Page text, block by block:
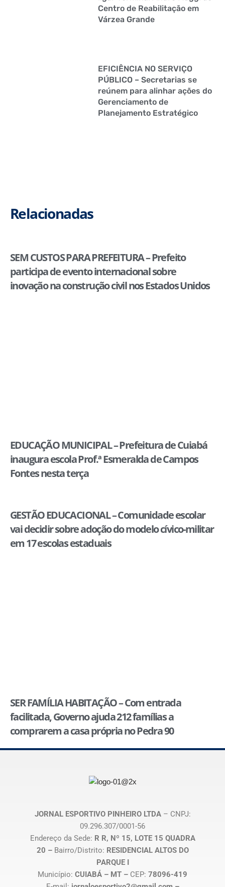
Centro de Reabilitação em
Várzea Grande
EFICIÊNCIA NO SERVIÇO
PÚBLICO – Secretarias se
reúnem para alinhar ações do
Gerenciamento de
Planejamento Estratégico
Relacionadas
SEM CUSTOS PARA PREFEITURA – Prefeito
participa de evento internacional sobre
inovação na construção civil nos Estados Unidos
EDUCAÇÃO MUNICIPAL – Prefeitura de Cuiabá
inaugura escola Prof.ª Esmeralda de Campos
Fontes nesta terça
GESTÃO EDUCACIONAL – Comunidade escolar
vai decidir sobre adoção do modelo cívico-militar
em 17 escolas estaduais
SER FAMÍLIA HABITAÇÃO – Com entrada
facilitada, Governo ajuda 212 famílias a
comprarem a casa própria no Pedra 90
JORNAL ESPORTIVO PINHEIRO LTDA– CNPJ:
09.296.307/0001-56
Endereço da Sede: R R, Nº 15, LOTE 15 QUADRA
20 – Bairro/Distrito: RESIDENCIAL ALTOS DO
PARQUE I
Município: CUIABÁ – MT – CEP: 78096-419